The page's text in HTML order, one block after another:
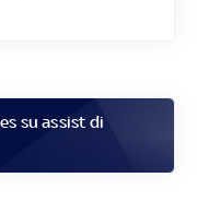
su assist di